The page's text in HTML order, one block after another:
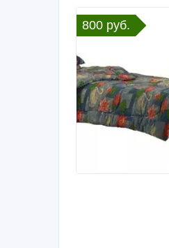
800 руб.